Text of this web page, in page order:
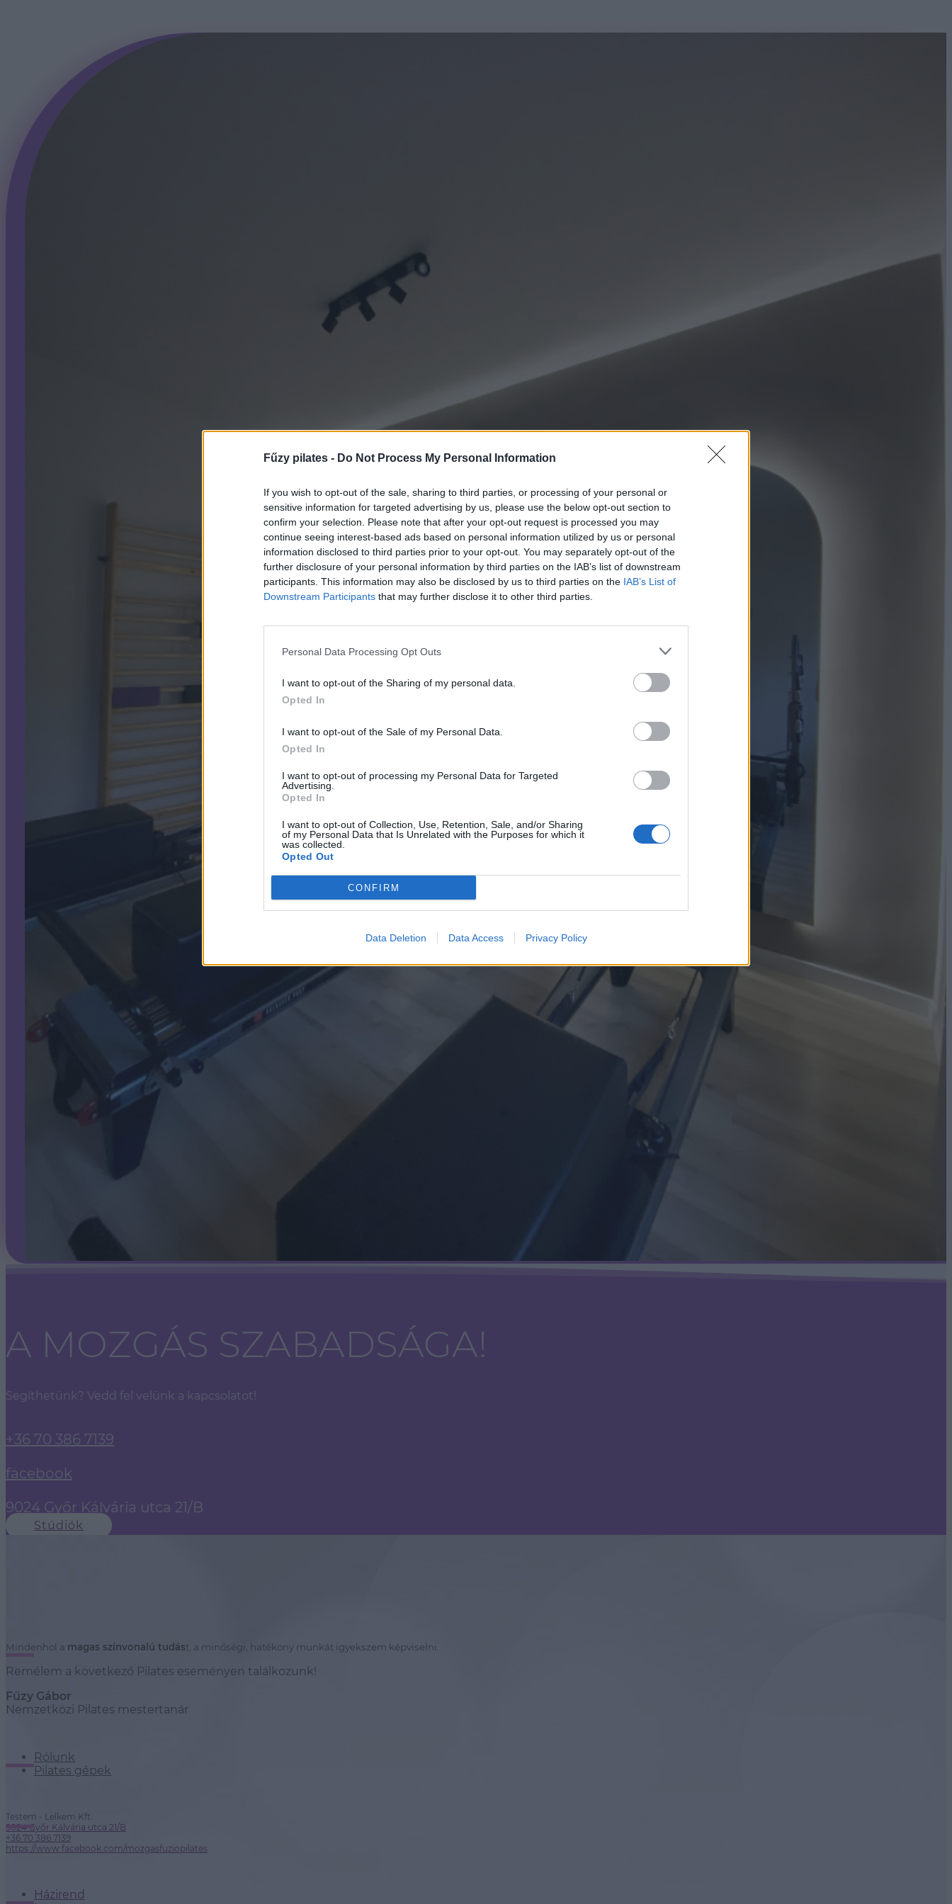
Fűzy pilates - Do Not Process My Personal Information
If you wish to opt-out of the sale, sharing to third parties, or processing of your personal or
sensitive information for targeted advertising by us, please use the below opt-out section to
confirm your selection. Please note that after your opt-out request is processed you may
continue seeing interest-based ads based on personal information utilized by us or personal
information disclosed to third parties prior to your opt-out. You may separately opt-out of the
further disclosure of your personal information by third parties on the IAB’s list of downstream
participants. This information may also be disclosed by us to third parties on the IAB’s List of
Downstream Participants that may further disclose it to other third parties.
Personal Data Processing Opt Outs
I want to opt-out of the Sharing of my personal data.
Opted In
I want to opt-out of the Sale of my Personal Data.
Opted In
I want to opt-out of processing my Personal Data for Targeted
Advertising.
Opted In
I want to opt-out of Collection, Use, Retention, Sale, and/or Sharing
of my Personal Data that Is Unrelated with the Purposes for which it
was collected.
Opted Out
CONFIRM
Data Deletion Data Access Privacy Policy
A MOZGÁS SZABADSÁGA!
Segíthetünk? Vedd fel velünk a kapcsolatot!
+36 70 386 7139
facebook
9024 Győr Kálvária utca 21/B
Stúdiók
Mindenhol a magas színvonalú tudást, a minőségi, hatékony munkát igyekszem képviselni.
Remélem a következő Pilates eseményen találkozunk!
Fűzy Gábor
Nemzetközi Pilates mestertanár
Rólunk
Pilates gépek
Testem - Lelkem Kft.
9024 Győr Kálvária utca 21/B
+36 70 386 7139
https://www.facebook.com/mozgasfuziopilates
Házirend